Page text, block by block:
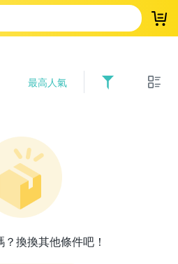
登
最高人氣
換換其他條件吧！